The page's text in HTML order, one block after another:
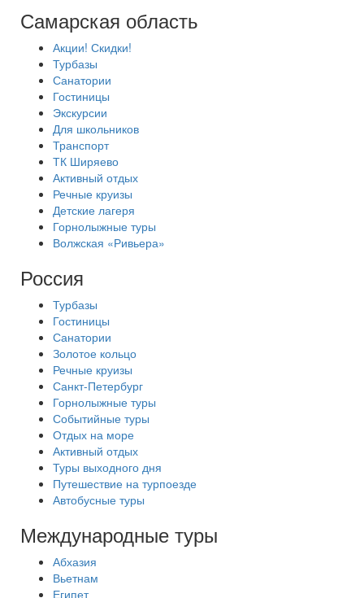
Самарская область
Акции! Скидки!
Турбазы
Санатории
Гостиницы
Экскурсии
Для школьников
Транспорт
ТК Ширяево
Активный отдых
Речные круизы
Детские лагеря
Горнолыжные туры
Волжская «Ривьера»
Россия
Турбазы
Гостиницы
Санатории
Золотое кольцо
Речные круизы
Санкт-Петербург
Горнолыжные туры
Событийные туры
Отдых на море
Активный отдых
Туры выходного дня
Путешествие на турпоезде
Автобусные туры
Международные туры
Абхазия
Вьетнам
Египет